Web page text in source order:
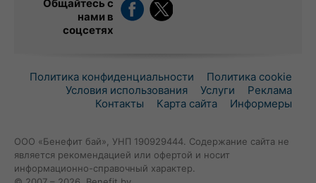
Общайтесь с
нами в
соцсетях
Политика конфиденциальности
Политика cookie
Условия использования
Услуги
Реклама
Контакты
Карта сайта Информеры
ООО «Бенефит бай», УНП 190929444. Содержание сайта не
является рекомендацией или офертой и носит
информационно-справочный характер.